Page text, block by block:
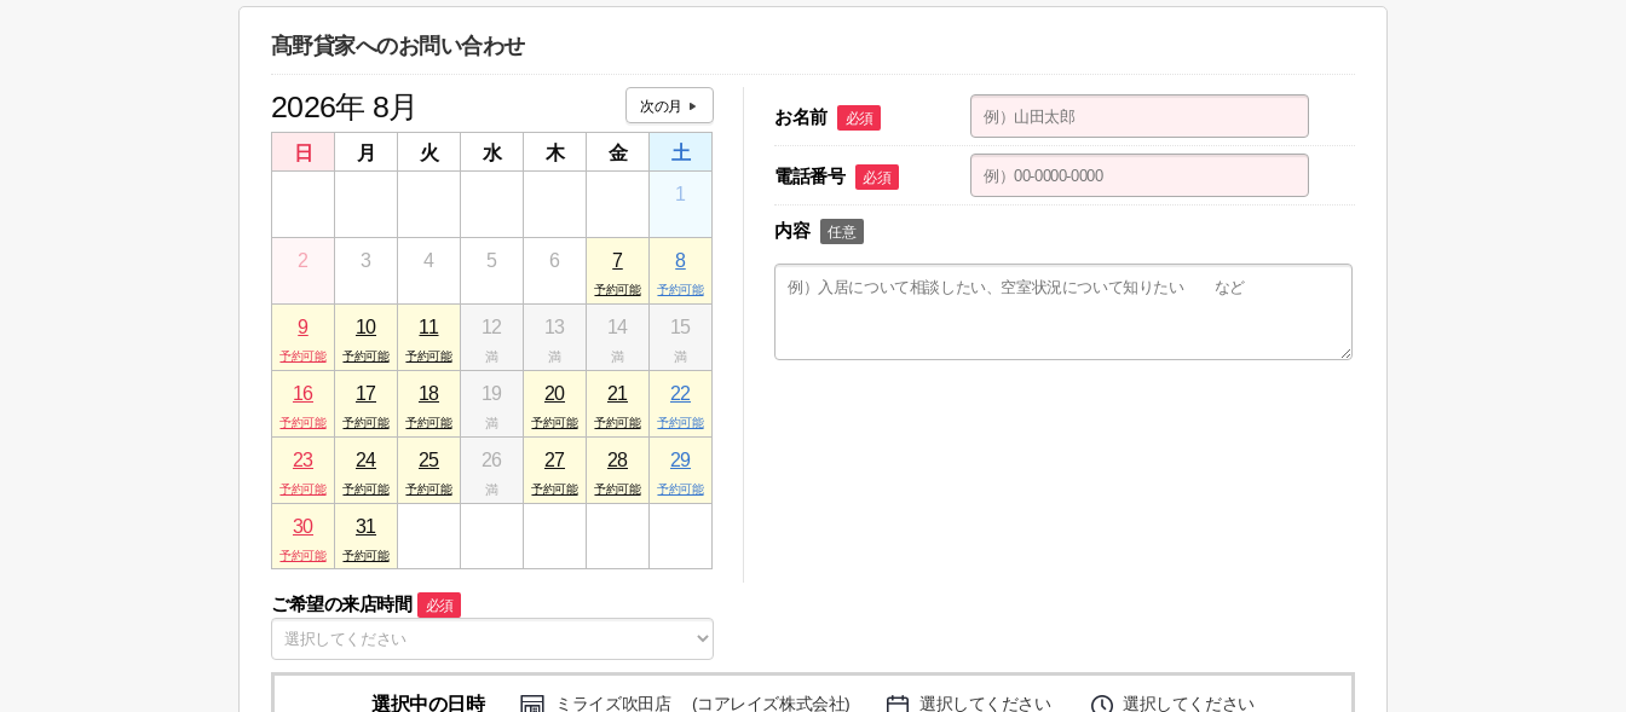
髙野貸家へのお問い合わせ
2026年 8月
日 月 火 水 木 金
土
1
2 3 4 5 6 7 8
9 10 11 12 13 14 15
16 17 18 19 20 21 22
23 24 25 26 27 28 29
30 31
ご希望の来店時間 必須
お名前 必須
電話番号 必須
内容 任意
選択中の日時 ミライズ吹田店 (コアレイズ株式会社) 選択してください 選択してください